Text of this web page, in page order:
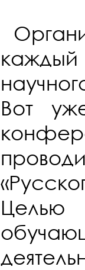
каждый
Вот
Целью